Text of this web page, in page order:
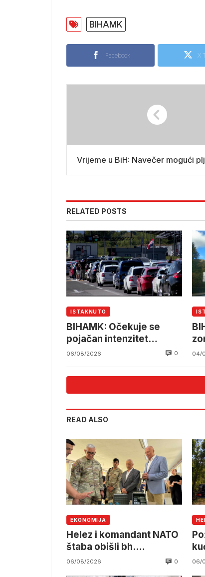
BIHAMK
Facebook X
Vrijeme u BiH: Navečer mogući
RELATED POSTS
ISTAKNUTO
BIHAMK: Očekuje se
pojačan intenzitet
saobraćaja
06/08/2026 0 04/
READ ALSO
EKONOMIJA
Helez i komandant NATO
štaba obišli bh.
namjensku industriju
06/08/2026 0 06/